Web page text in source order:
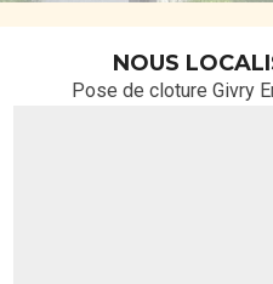
NOUS
Pose de cloture Givry